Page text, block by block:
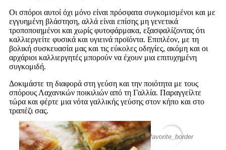
Οι σπόροι αυτοί όχι μόνο είναι πρόσφατα συγκομισμένοι και με
εγγυημένη βλάστηση, αλλά είναι επίσης μη γενετικά
τροποποιημένοι και χωρίς φυτοφάρμακα, εξασφαλίζοντας ότι
καλλιεργείτε φυσικά και υγιεινά προϊόντα. Επιπλέον, με τη
βολική συσκευασία μας και τις εύκολες οδηγίες, ακόμη και οι
αρχάριοι καλλιεργητές μπορούν να έχουν μια επιτυχημένη
συγκομιδή.
Δοκιμάστε τη διαφορά στη γεύση και την ποιότητα με τους
σπόρους Λαχανικών ποικιλιών από τη Γαλλία. Παραγγείλτε
τώρα και φέρτε μια νότα γαλλικής γεύσης στον κήπο και στο
τραπέζι σας.
favorite_border